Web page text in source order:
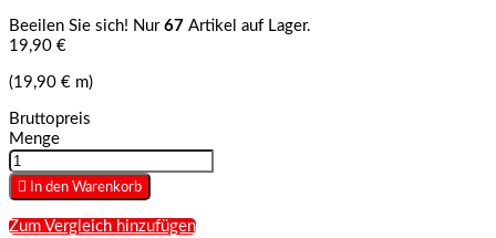
Beeilen Sie sich! Nur 67 Artikel auf Lager.
19,90 €
(19,90 € m)
Bruttopreis
Menge
 In den Warenkorb
Zum Vergleich hinzufügen